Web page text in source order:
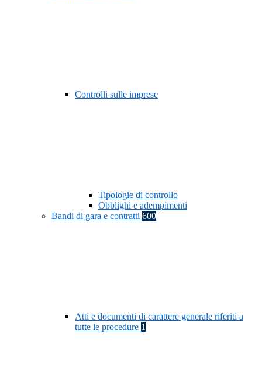
Controlli sulle imprese
Tipologie di controllo
Obblighi e adempimenti
Bandi di gara e contratti 600
Atti e documenti di carattere generale riferiti a
tutte le procedure 1